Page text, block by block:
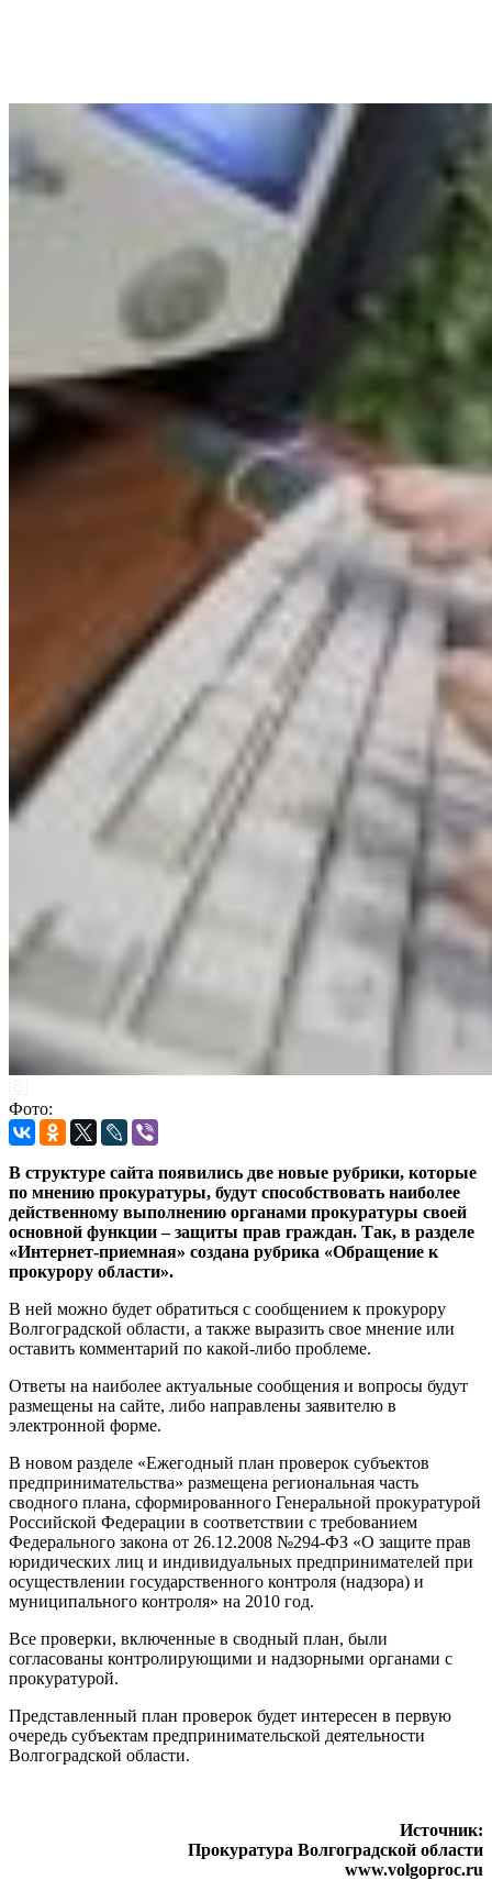
Фото:
В структуре сайта появились две новые рубрики, которые
по мнению прокуратуры, будут способствовать наиболее
действенному выполнению органами прокуратуры своей
основной функции – защиты прав граждан. Так, в разделе
«Интернет-приемная» создана рубрика «Обращение к
прокурору области».
В ней можно будет обратиться с сообщением к прокурору
Волгоградской области, а также выразить свое мнение или
оставить комментарий по какой-либо проблеме.
Ответы на наиболее актуальные сообщения и вопросы будут
размещены на сайте, либо направлены заявителю в
электронной форме.
В новом разделе «Ежегодный план проверок субъектов
предпринимательства» размещена региональная часть
сводного плана, сформированного Генеральной прокуратурой
Российской Федерации в соответствии с требованием
Федерального закона от 26.12.2008 №294-ФЗ «О защите прав
юридических лиц и индивидуальных предпринимателей при
осуществлении государственного контроля (надзора) и
муниципального контроля» на 2010 год.
Все проверки, включенные в сводный план, были
согласованы контролирующими и надзорными органами с
прокуратурой.
Представленный план проверок будет интересен в первую
очередь субъектам предпринимательской деятельности
Волгоградской области.
Источник:
Прокуратура Волгоградской области
www.volgoproc.ru